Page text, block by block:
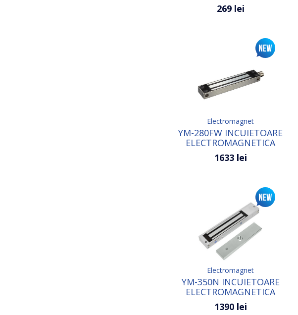
269 lei
Electromagnet
YM-280FW INCUIETOARE
ELECTROMAGNETICA
1633 lei
Electromagnet
YM-350N INCUIETOARE
ELECTROMAGNETICA
1390 lei